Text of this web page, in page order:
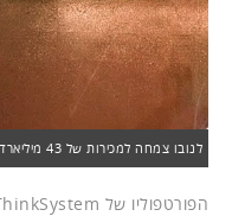
לנובו צמחה למכירות של 43 מיליארד דולר ול-52 אלף עובדים. צילום: פלי הנמר